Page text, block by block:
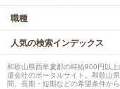
職種
人気の検索インデックス
和歌山県西牟婁郡の時給900円以
遣会社のポータルサイト。和歌山
間、長期・短期などの希望条件か